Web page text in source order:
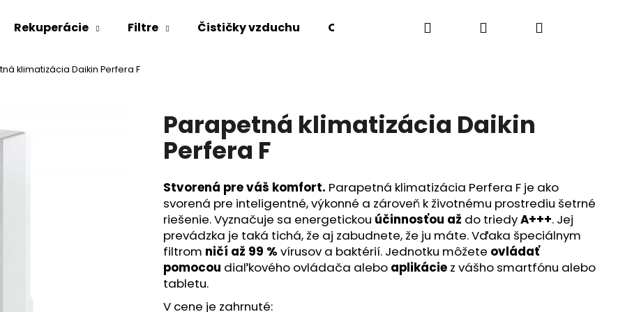
Rekuperácie Filtre Čističky vzduchu Odvlhčovače Výhodná ponuka
Hľadať PrihlásenieNákupný
klimatizácia Daikin Perfera F
Parapetná klimatizácia Daikin
Perfera F
Stvorená pre váš komfort. Parapetná klimatizácia Perfera F je ako
svorená pre inteligentné, výkonné a zároveň k životnému prostrediu šetrné
riešenie. Vyznačuje sa energetickou účinnosťou až do triedyA+++. Jej
prevádzka je taká tichá, že aj zabudnete, že ju máte. Vďaka špeciálnym
filtrom ničí až 99 % vírusov a baktérií. Jednotku môžete ovládať
pomocou diaľkového ovládača alebo aplikácie z vášho smartfónu alebo
tabletu.
V cene je zahrnuté:
Čo potrebujete nájsť?
HĽADAŤ